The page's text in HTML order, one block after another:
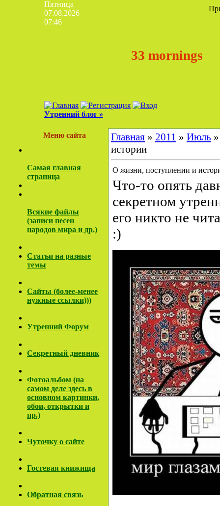
Пятница
07.08.2026
07:46
33 mornings
Утренний блог »
Меню сайта
Самая главная
страница
Всякие файлы
(записи песен
народов мира и др.)
Cтатьи на разные
темы
Сайты (более-менее
нужные ссылки)))
Утренний Форум
Секретный дневник
Фотоальбом (на
самом деле здесь в
основном картинки,
обои, открытки и
пр.)
Чуточку о сайте
Гостевая книжища
Обратная связь
Главная » 2011 » Июль »
истории
О жизни, поступлении и
Что-то опять
секретном
его никто не
:)